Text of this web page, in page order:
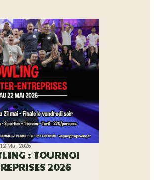
12 Mar 2026
: TOURNOI
2026